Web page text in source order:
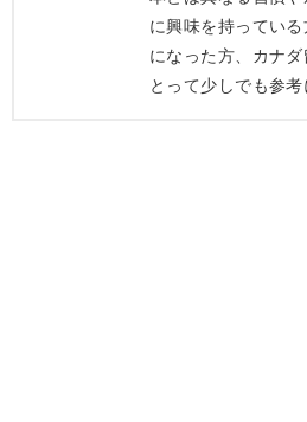
に興味を持ってい
になった方、カナ
とって少しでも参